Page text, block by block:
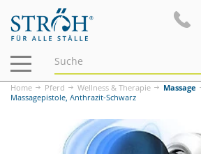
Navigation
ein-/ausblenden
Home Pferd Wellness & Therapie Massage
Massagepistole, Anthrazit-Schwarz